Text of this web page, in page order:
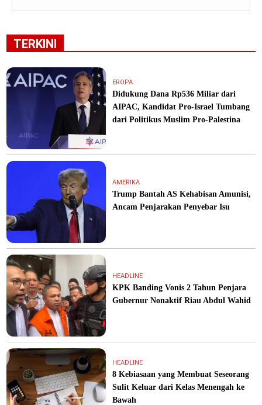
TERKINI
EROPA
Didukung Dana Rp536 Miliar dari
AIPAC, Kandidat Pro-Israel Tumbang
dari Politikus Muslim Pro-Palestina
AMERIKA
Trump Bantah AS Kehabisan Amunisi,
Ancam Penjarakan Penyebar Isu
HEADLINE
KPK Banding Vonis 2 Tahun Penjara
Gubernur Nonaktif Riau Abdul Wahid
HEADLINE
8 Kebiasaan yang Membuat Seseorang
Sulit Keluar dari Kelas Menengah ke
Bawah